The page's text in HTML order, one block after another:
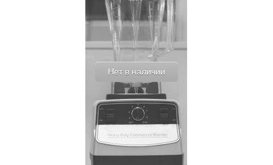
Нет в наличии